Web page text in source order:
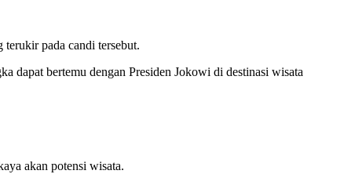
terukir pada candi tersebut.
dapat bertemu dengan Presiden Jokowi di destinasi wisata
akan potensi wisata.